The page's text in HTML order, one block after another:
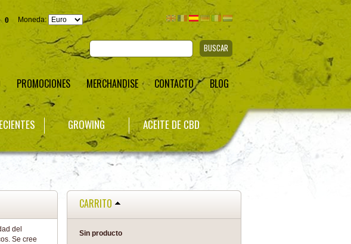
0 Moneda:
BUSCAR
PROMOCIONES MERCHANDISE CONTACTO BLOG
GROWING ACEITE DE CBD
del
Se cree
CARRITO
Sin producto